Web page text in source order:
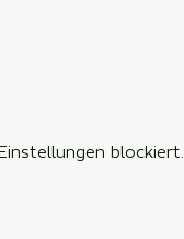
blockiert.